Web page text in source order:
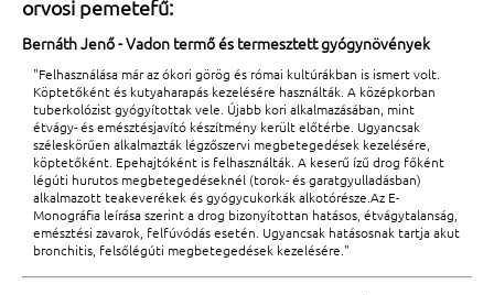
orvosi pemetefű:
Bernáth Jenő - Vadon termő és termesztett gyógynövények
"Felhasználása már az ókori görög és római kultúrákban is ismert volt.
Köptetőként és kutyaharapás kezelésére használták. A középkorban
tuberkolózist gyógyítottak vele. Újabb kori alkalmazásában, mint
étvágy- és emésztésjavító készítmény került előtérbe. Ugyancsak
széleskörűen alkalmazták légzőszervi megbetegedések kezelésére,
köptetőként. Epehajtóként is felhasználták. A keserű ízű drog főként
légúti hurutos megbetegedéseknél (torok- és garatgyulladásban)
alkalmazott teakeverékek és gyógycukorkák alkotórésze.Az E-
Monográfia leírása szerint a drog bizonyítottan hatásos, étvágytalanság,
emésztési zavarok, felfúvódás esetén. Ugyancsak hatásosnak tartja akut
bronchitis, felsőlégúti megbetegedések kezelésére."